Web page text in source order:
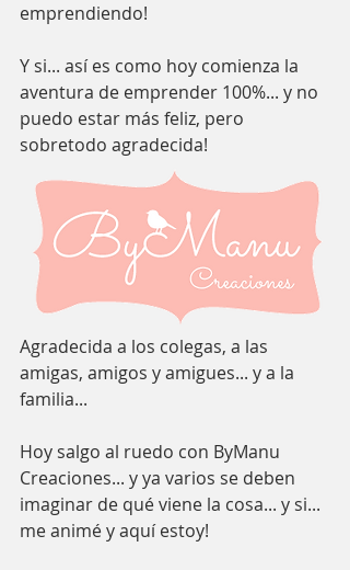
emprendiendo!
Y si... así es como hoy comienza la
aventura de emprender 100%... y no
puedo estar más feliz, pero
sobretodo agradecida!
Agradecida a los colegas, a las
amigas, amigos y amigues... y a la
familia...
Hoy salgo al ruedo con ByManu
Creaciones... y ya varios se deben
imaginar de qué viene la cosa... y si...
me animé y aquí estoy!